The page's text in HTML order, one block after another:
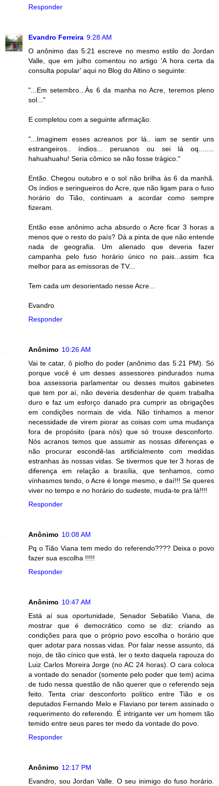
Responder
Evandro Ferreira 9:28 AM
O anônimo das 5:21 escreve no mesmo estilo do Jordan
Valle, que em julho comentou no artigo 'A hora certa da
consulta popular' aqui no Blog do Altino o seguinte:
"...Em setembro...Às 6 da manha no Acre, teremos pleno
sol..."
E completou com a seguinte afirmação:
"...Imaginem esses acreanos por lá.. iam se sentir uns
estrangeiros.. índios... peruanos ou sei lá oq........
hahuahuahu! Seria cômico se não fosse trágico."
Então. Chegou outubro e o sol não brilha às 6 da manhã.
Os índios e seringueiros do Acre, que não ligam para o fuso
horário do Tião, continuam a acordar como sempre
fizeram.
Então esse anônimo acha absurdo o Acre ficar 3 horas a
menos que o resto do país? Dá a pinta de que não entende
nada de geografia. Um alienado que deveria fazer
campanha pelo fuso horário único no pais...assim fica
melhor para as emissoras de TV...
Tem cada um desorientado nesse Acre...
Evandro
Responder
Anônimo 10:26 AM
Vai te catar, ô piolho do poder (anônimo das 5:21 PM). Só
porque você é um desses assessores pindurados numa
boa assessoria parlamentar ou desses muitos gabinetes
que tem por aí, não deveria desdenhar de quem trabalha
duro e faz um esforço danado pra cumprir as obrigações
em condições normais de vida. Não tínhamos a menor
necessidade de virem piorar as coisas com uma mudança
fora de propósito (para nós) que só trouxe desconforto.
Nós acranos temos que assumir as nossas diferenças e
não procurar escondê-las artificialmente com medidas
estranhas às nossas vidas. Se tivermos que ter 3 horas de
diferença em relação a brasília, que tenhamos, como
vínhasmos tendo, o Acre é longe mesmo, e daí!!! Se queres
viver no tempo e no horário do sudeste, muda-te pra lá!!!!
Responder
Anônimo 10:08 AM
Pq o Tião Viana tem medo do referendo???? Deixa o povo
fazer sua escolha !!!!!
Responder
Anônimo 10:47 AM
Está aí sua oportunidade, Senador Sebatião Viana, de
mostrar que é democrático como se diz: criando as
condições para que o próprio povo escolha o horário que
quer adotar para nossas vidas. Por falar nesse assunto, dá
nojo, de tão cínico que está, ler o texto daquela rapouza do
Luiz Carlos Moreira Jorge (no AC 24 horas). O cara coloca
a vontade do senador (somente pelo poder que tem) acima
de tudo nessa questão de não querer que o referendo seja
feito. Tenta criar desconforto político entre Tião e os
deputados Fernando Melo e Flaviano por terem assinado o
requerimento do referendo. É intrigante ver um homem tão
temido entre seus pares ter medo da vontade do povo.
Responder
Anônimo 12:17 PM
Evandro, sou Jordan Valle. O seu inimigo do fuso horário.